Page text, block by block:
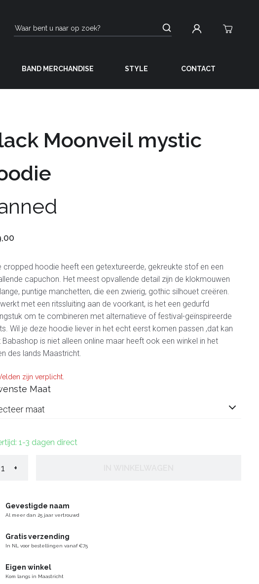
BAND MERCHANDISE STYLE CONTACT
Moonveil mystic
cropped hoodie heeft een getextureerde, gekreukte stof en een
capuchon. Het meest opvallende detail zijn de klokmouwen
puntige manchetten, die een zwierig, gothic silhouet creëren.
met een ritssluiting aan de voorkant, is het een gedurfd
om te combineren met alternatieve of festival-geïnspireerde
Wil je deze hoodie liever in het echt eerst komen passen ,dat kan
Babashop is niet alleen online maar heeft ook een winkel in het
des lands Maastricht.
zijn verplicht.
Maat
maat
1-3 dagen direct
+
Gevestigde naam
Al meer dan 25 jaar vertrouwd
Gratis verzending
In NL voor bestellingen vanaf €75
Eigen winkel
Kom langs in Maastricht